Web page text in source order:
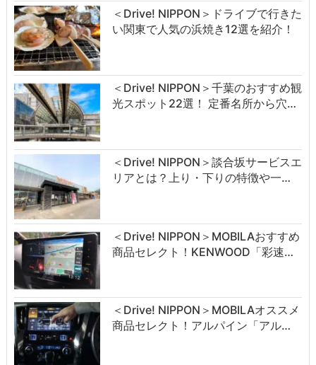
＜Drive! NIPPON＞ドライブで行きた
い関東で人気の浜焼き12選を紹介！
＜Drive! NIPPON＞千葉のおすすめ観
光スポット22選！ 定番名所から穴…
＜Drive! NIPPON＞談合坂サービスエ
リアとは？上り・下りの特徴や一…
＜Drive! NIPPON＞MOBILAおすすめ
商品セレクト！KENWOOD「彩速…
＜Drive! NIPPON＞MOBILAオススメ
商品セレクト！アルパイン「アル…